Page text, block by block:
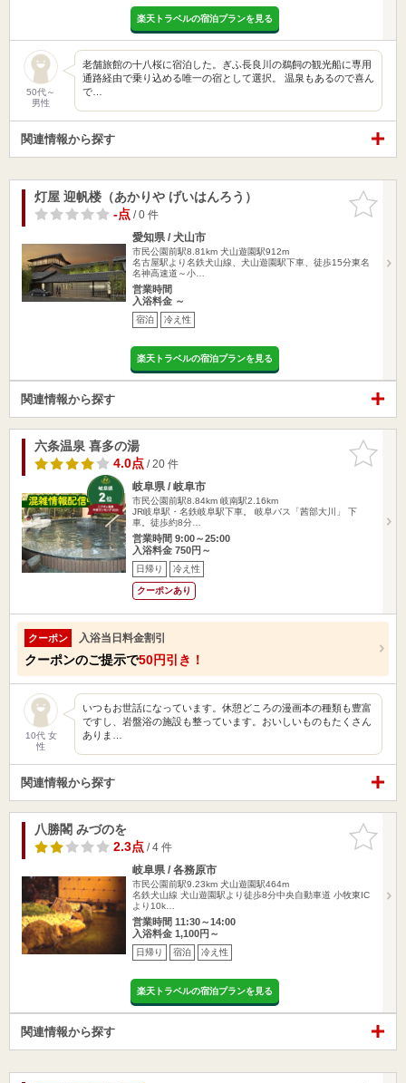
楽天トラベルの宿泊プランを見る
50代～
男性
老舗旅館の十八桜に宿泊した。ぎふ長良川の鵜飼の観光船に専用
通路経由で乗り込める唯一の宿として選択。 温泉もあるので喜ん
で…
関連情報から探す
お気に入
りに追加
灯屋 迎帆楼（あかりや げいはんろう）
-点/ 0 件
愛知県 / 犬山市
市民公園前駅8.81km 犬山遊園駅912m
名古屋駅より名鉄犬山線、犬山遊園駅下車、徒歩15分東名
名神高速道～小…
営業時間
入浴料金 ～
宿泊 冷え性
楽天トラベルの宿泊プランを見る
関連情報から探す
お気に入
りに追加
六条温泉 喜多の湯
4.0点/ 20 件
岐阜県 / 岐阜市
市民公園前駅8.84km 岐南駅2.16km
JR岐阜駅・名鉄岐阜駅下車。 岐阜バス「茜部大川」 下
車。徒歩約8分…
営業時間 9:00～25:00
入浴料金 750円～
日帰り 冷え性
クーポンあり
クーポン 入浴当日料金割引
クーポンのご提示で50円引き！
10代 女
性
いつもお世話になっています。休憩どころの漫画本の種類も豊富
ですし、岩盤浴の施設も整っています。おいしいものもたくさん
ありま…
関連情報から探す
お気に入
りに追加
八勝閣 みづのを
2.3点/ 4 件
岐阜県 / 各務原市
市民公園前駅9.23km 犬山遊園駅464m
名鉄犬山線 犬山遊園駅より徒歩8分中央自動車道 小牧東IC
より10k…
営業時間 11:30～14:00
入浴料金 1,100円～
日帰り 宿泊 冷え性
楽天トラベルの宿泊プランを見る
関連情報から探す